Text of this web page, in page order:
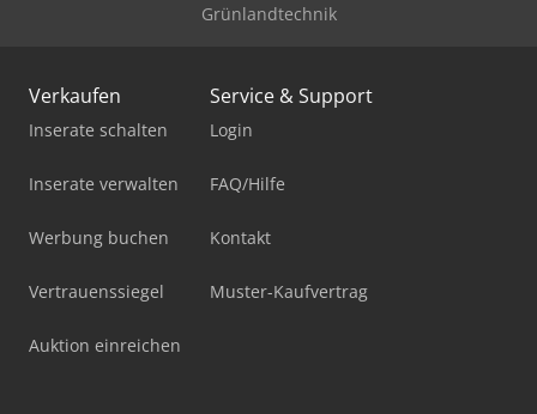
Grünlandtechnik
Verkaufen
Inserate schalten
Inserate verwalten
Werbung buchen
Vertrauenssiegel
Auktion einreichen
Service & Support
Login
FAQ/Hilfe
Kontakt
Muster-Kaufvertrag